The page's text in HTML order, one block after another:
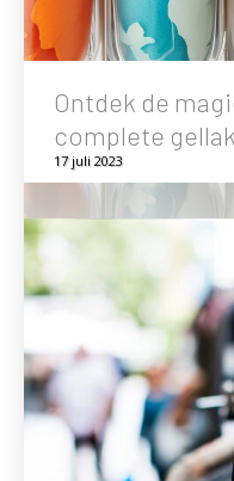
Ontdek de
complete
17 juli 2023